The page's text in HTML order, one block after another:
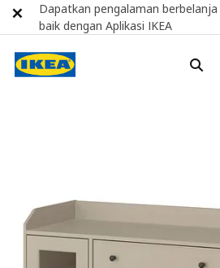
Dapatkan pengalaman berbelanja
baik dengan Aplikasi IKEA